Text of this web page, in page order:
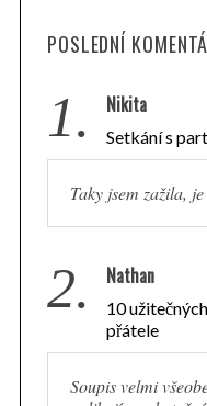
POSLEDNÍ
1. Nikita
Setkání s
Taky jsem zažila,
2. Nathan
10
přátele
Soupis velmi